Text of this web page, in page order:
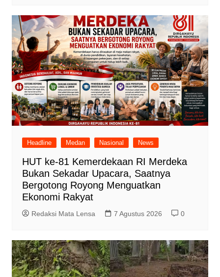
Headline Medan Nasional News
HUT ke-81 Kemerdekaan RI Merdeka
Bukan Sekadar Upacara, Saatnya
Bergotong Royong Menguatkan
Ekonomi Rakyat
Redaksi Mata Lensa 7 Agustus 2026 0